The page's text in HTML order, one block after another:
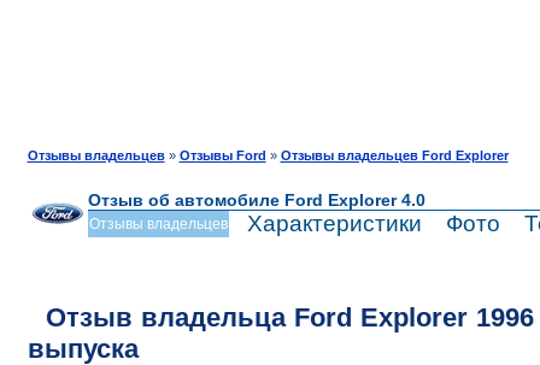
Отзывы владельцев» Отзывы Ford » Отзывы владельцев Ford Explorer
Отзыв об автомобиле Ford Explorer 4.0
Отзывы владельцев Характеристики Фото
Отзыв владельца Ford Explorer 1996
выпуска